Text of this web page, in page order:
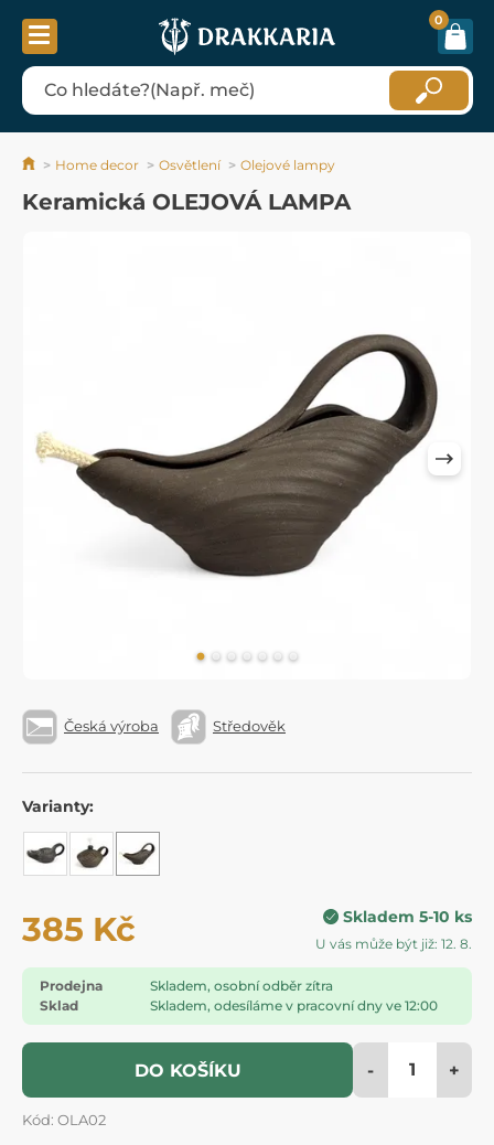
0
Home decor Osvětlení Olejové lampy
Keramická OLEJOVÁ LAMPA
Česká výroba Středověk
Varianty:
385 Kč Skladem 5-10 ks
U vás může být již: 12. 8.
Prodejna
Skladem, osobní odběr zítra
Sklad
Skladem, odesíláme v pracovní dny ve 12:00
DO KOŠÍKU - +
Kód: OLA02